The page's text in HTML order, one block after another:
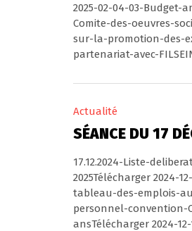
2025-02-04-03-Budget-
Comite-des-oeuvres-
sur-la-promotion-des-
partenariat-avec-
Actualité
SÉANCE DU 17
17.12.2024-Liste-
2025Télécharger 2024-
tableau-des-emplois-au-
personnel-convention-
ansTélécharger 2024-